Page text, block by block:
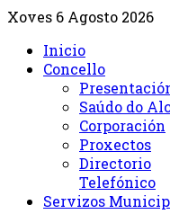
Xoves 6 Agosto 2026
Inicio
Concello
Saúdo do
Corporación
Proxectos
Directorio
Telefónico
Servizos